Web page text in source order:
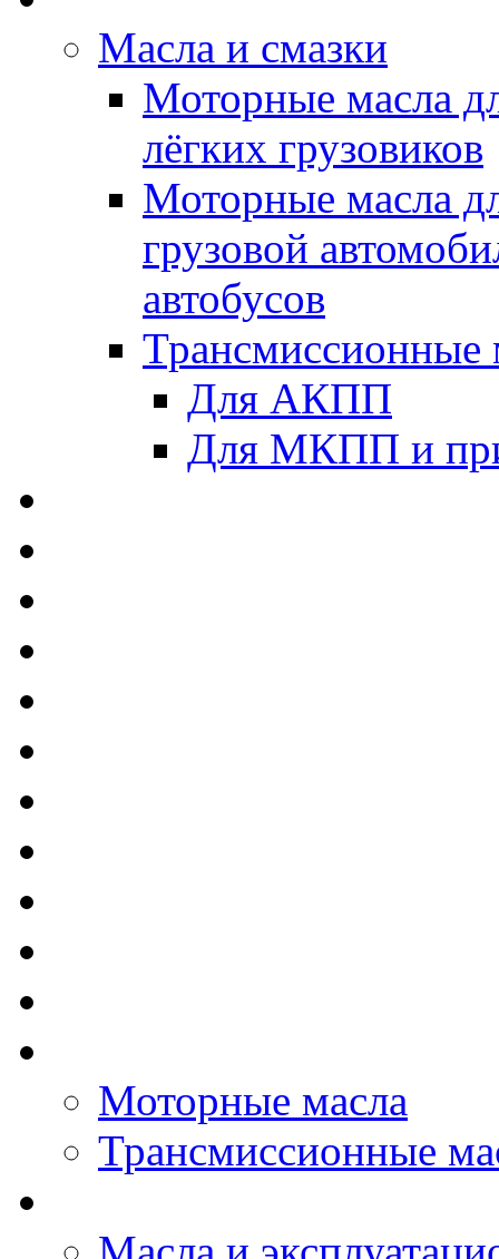
Масла и смазки
Моторные масла
лёгких грузовиков
Моторные масла
грузовой
автобусов
Трансмиссионные
Для АКПП
Для МКПП и
Моторные масла
Трансмиссионные